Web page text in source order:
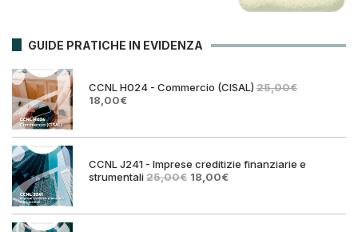
GUIDE PRATICHE IN EVIDENZA
CCNL H024 - Commercio (CISAL) 25,00€
Il
era:
18,00€Il
è:
CCNL J241 - Imprese creditizie finanziarie e
strumentali25,00€ Il
era:
18,00€Il
è: